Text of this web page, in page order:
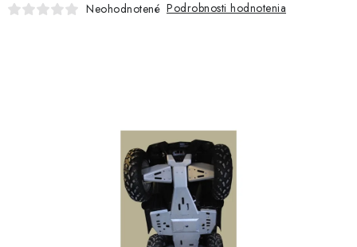
NAVIJAKY COME UP WARN
Neohodnotené Podrobnosti hodnotenia